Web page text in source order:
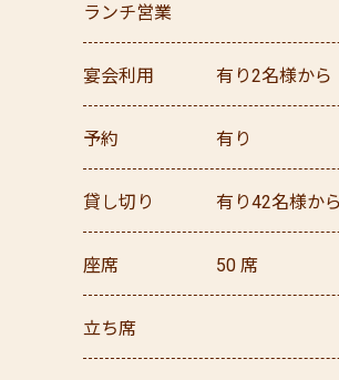
ランチ営業
宴会利用 有り2名様から
予約 有り
貸し切り 有り42名様から
座席 50 席
立ち席